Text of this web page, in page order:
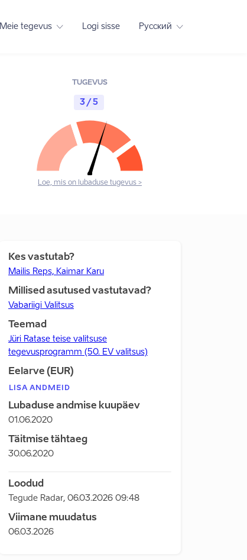
Meie tegevus Logi sisse Русский
TUGEVUS
3 / 5
Loe, mis on lubaduse tugevus >
Kes vastutab?
Mailis Reps, Kaimar Karu
Millised asutused vastutavad?
Vabariigi Valitsus
Teemad
Jüri Ratase teise valitsuse
tegevusprogramm (50. EV valitsus)
Eelarve (EUR)
LISA ANDMEID
Lubaduse andmise kuupäev
01.06.2020
Täitmise tähtaeg
30.06.2020
Loodud
Tegude Radar, 06.03.2026 09:48
Viimane muudatus
06.03.2026